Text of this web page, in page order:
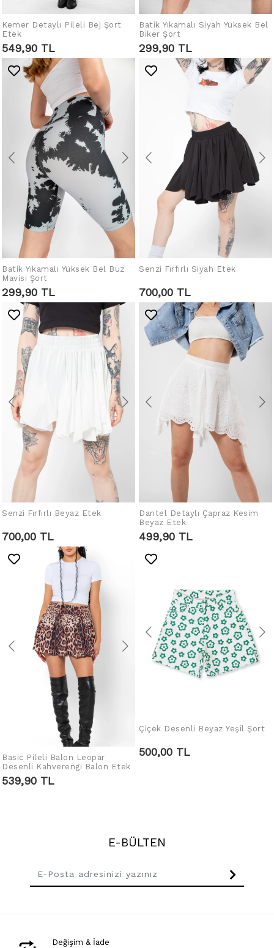
SEPETE EKLE
Kemer Detaylı Pileli Bej Şort
Etek
549,90 TL
SEPETE EKLE
Batik Yıkamalı Siyah Yüksek Bel
Biker Şort
299,90 TL
SEPETE EKLE
Batik Yıkamalı Yüksek Bel Buz
Mavisi Şort
299,90 TL
SEPETE EKLE
Senzi Fırfırlı Siyah Etek
700,00 TL
SEPETE EKLE
Senzi Fırfırlı Beyaz Etek
700,00 TL
SEPETE EKLE
Dantel Detaylı Çapraz Kesim
Beyaz Etek
499,90 TL
SEPETE EKLE
Basic Pileli Balon Leopar
Desenli Kahverengi Balon Etek
539,90 TL
SEPETE EKLE
Çiçek Desenli Beyaz Yeşil Şort
500,00 TL
E-BÜLTEN
Değişim & İade